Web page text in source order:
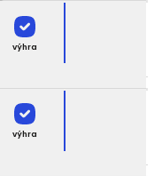
výhra
výhra